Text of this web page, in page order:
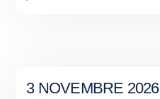
3 NOVEMBRE 2026